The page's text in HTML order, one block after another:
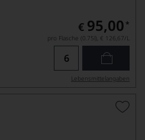
€ 95,00 *
pro Flasche (0.75l), € 126,67/L
Lebensmittel­angaben